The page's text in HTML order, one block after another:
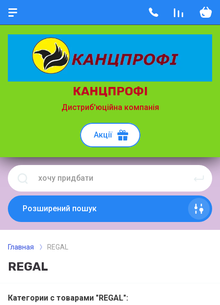
КАНЦПРОФІ
Дистриб'юційна компанія
Акції
Розширений пошук
Главная REGAL
REGAL
Категории с товарами "REGAL":